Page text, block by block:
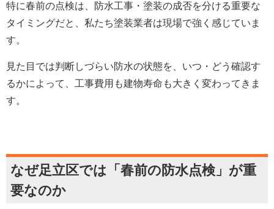
特に春前の点検は、防水工事・塗装の成否を分ける重要な
タイミングだと、私たち塗装業者は現場で強く感じていま
す。
見た目では判断しづらい防水の状態を、いつ・どう確認す
るかによって、工事費用も建物寿命も大きく変わってきま
す。
なぜ足立区では「春前の防水点検」が重
要なのか